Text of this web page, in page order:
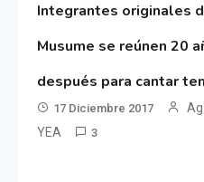
Integrantes originales
Musume se reúnen 20
después para cantar
17 Diciembre 2017
YEA
3